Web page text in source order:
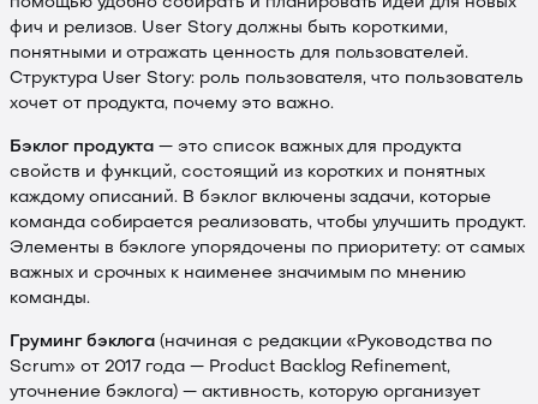
помощью удобно собирать и планировать идеи для новых
фич и релизов. User Story должны быть короткими,
понятными и отражать ценность для пользователей.
Структура User Story: роль пользователя, что пользователь
хочет от продукта, почему это важно.
Бэклог продукта — это список важных для продукта
свойств и функций, состоящий из коротких и понятных
каждому описаний. В бэклог включены задачи, которые
команда собирается реализовать, чтобы улучшить продукт.
Элементы в бэклоге упорядочены по приоритету: от самых
важных и срочных к наименее значимым по мнению
команды.
Груминг бэклога (начиная с редакции «Руководства по
Scrum» от 2017 года — Product Backlog Refinement,
уточнение бэклога) — активность, которую организует